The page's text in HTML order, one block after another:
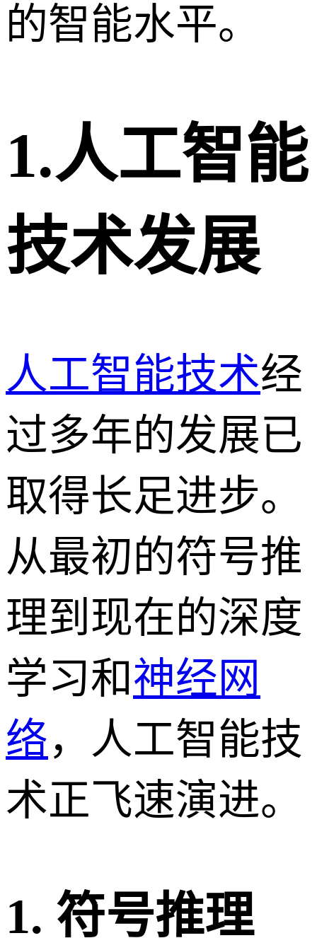
的智能水平。
1.人工智能
技术发展
人工智能技术经
过多年的发展已
取得长足进步。
从最初的符号推
理到现在的深度
学习和神经网
络，人工智能技
术正飞速演进。
1. 符号推理